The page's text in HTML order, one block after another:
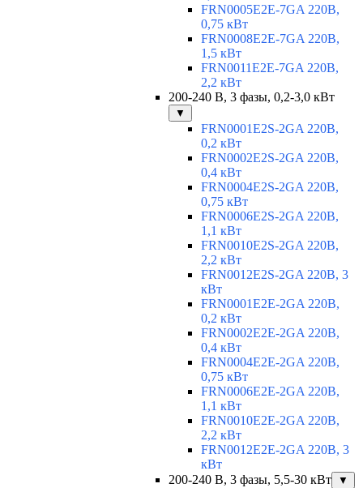
FRN0005E2E-7GA 220В,
0,75 кВт
FRN0008E2E-7GA 220В,
1,5 кВт
FRN0011E2E-7GA 220В,
2,2 кВт
200-240 В, 3 фазы, 0,2-3,0 кВт
▼
FRN0001E2S-2GA 220В,
0,2 кВт
FRN0002E2S-2GA 220В,
0,4 кВт
FRN0004E2S-2GA 220В,
0,75 кВт
FRN0006E2S-2GA 220В,
1,1 кВт
FRN0010E2S-2GA 220В,
2,2 кВт
FRN0012E2S-2GA 220В, 3
кВт
FRN0001E2E-2GA 220В,
0,2 кВт
FRN0002E2E-2GA 220В,
0,4 кВт
FRN0004E2E-2GA 220В,
0,75 кВт
FRN0006E2E-2GA 220В,
1,1 кВт
FRN0010E2E-2GA 220В,
2,2 кВт
FRN0012E2E-2GA 220В, 3
кВт
200-240 В, 3 фазы, 5,5-30 кВт
▼